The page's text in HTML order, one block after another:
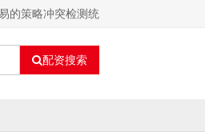
的策略冲突检测统
配资搜索